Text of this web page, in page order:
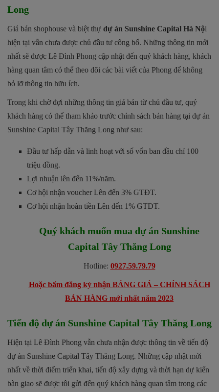
Long
Giá bán shophouse và biệt thự dự án Sunshine Capital Hà Nội
hiện tại vẫn chưa được chủ đầu tư công bố. Những thông tin mới
nhất sẽ được Lê Đình Phong cập nhật đến quý khách hàng, khách
hàng quan tâm có thể theo dõi các bài viết của Phong để không
bỏ lỡ thông tin hữu ích.
Trong khi chờ đợi những thông tin giá bán từ chủ đầu tư, quý
khách hàng có thể tham khảo trước chính sách bán hàng tại dự án
Sunshine Capital Tây Thăng Long như sau:
Đầu tư hấp dẫn và linh hoạt với số vốn ban đầu chỉ 100
triệu đồng.
Lợi nhuận lên đến 11%/năm.
Cơ hội nhận voucher Lên đến 3% GTĐT.
Cơ hội nhận hoàn tiền Lên đến 1% GTĐT.
Quý khách muốn mua dự án Sunshine
Capital Tây Thăng Long
Hotline: 0927.59.79.79
Hoặc bấm đăng ký nhận BẢNG GIÁ – CHÍNH SÁCH
BÁN HÀNG mới nhất năm 2023
Tiến độ dự án Sunshine Capital Tây Thăng Long
Hiện tại Lê Đình Phong vẫn chưa nhận được thông tin về tiến độ
dự án Sunshine Capital Tây Thăng Long. Những cập nhật mới
nhất về thời điểm triển khai, tiến độ xây dựng và thời hạn dự kiến
bàn giao sẽ được tôi gửi đến quý khách hàng quan tâm trong các